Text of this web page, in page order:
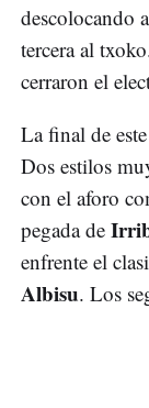
descolocando
tercera al
cerraron el
La final de
Dos estilos
con el aforo
pegada de
enfrente el
Albisu. Los